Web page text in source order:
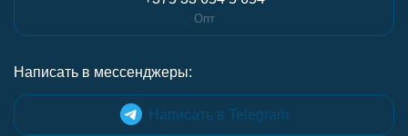
Опт
Написать в мессенджеры:
Написать в Telegram